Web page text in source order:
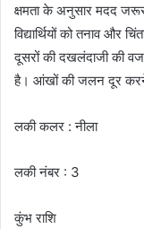
क्षमता के अनुसार मदद
विद्यार्थियों को तनाव और
दूसरों की दखलंदाजी की
है। आंखों की जलन दूर
लकी कलर : नीला
लकी नंबर : 3
कुंभ राशि